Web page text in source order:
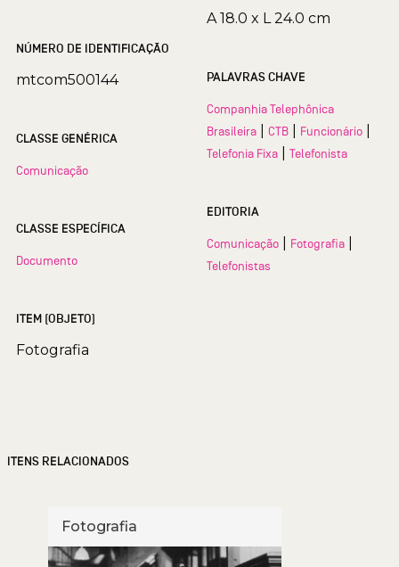
NÚMERO DE IDENTIFICAÇÃO
mtcom500144
CLASSE GENÉRICA
Comunicação
CLASSE ESPECÍFICA
Documento
ITEM (OBJETO)
Fotografia
A 18.0 x L 24.0 cm
PALAVRAS CHAVE
Companhia Telephônica
Brasileira
CTB Funcionário
Telefonia Fixa Telefonista
EDITORIA
Comunicação Fotografia
Telefonistas
ITENS RELACIONADOS
Fotografia